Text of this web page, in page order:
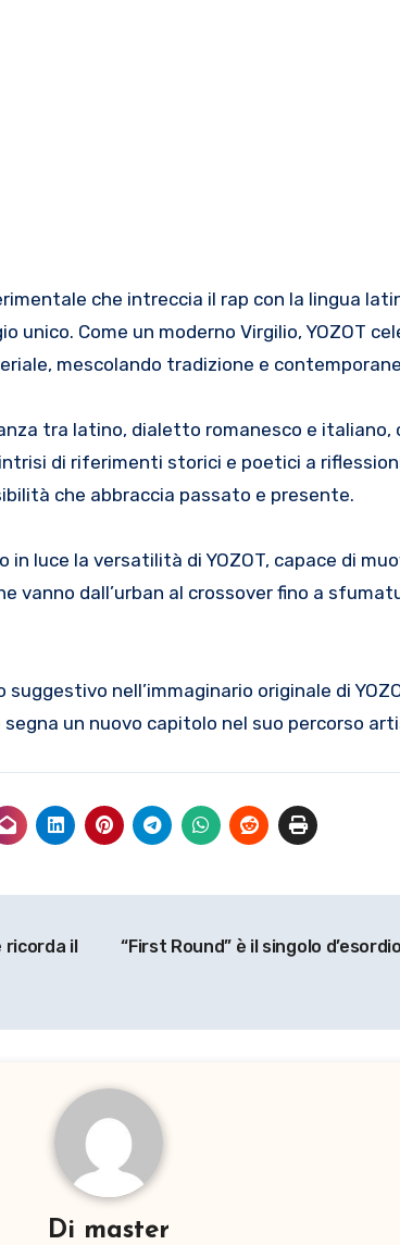
che intreccia il rap con la lingua
unico. Come un moderno Virgilio, YOZOT
mescolando tradizione e
tra latino, dialetto romanesco e italiano,
di riferimenti storici e poetici a
che abbraccia passato e presente.
luce la versatilità di YOZOT, capace di
vanno dall’urban al crossover fino a
nell’immaginario originale di
un nuovo capitolo nel suo percorso
ricorda il
“First Round” è il singolo
Di master